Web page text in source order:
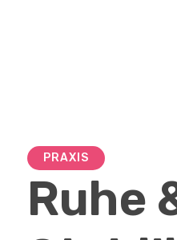
PRAXIS
Ruhe